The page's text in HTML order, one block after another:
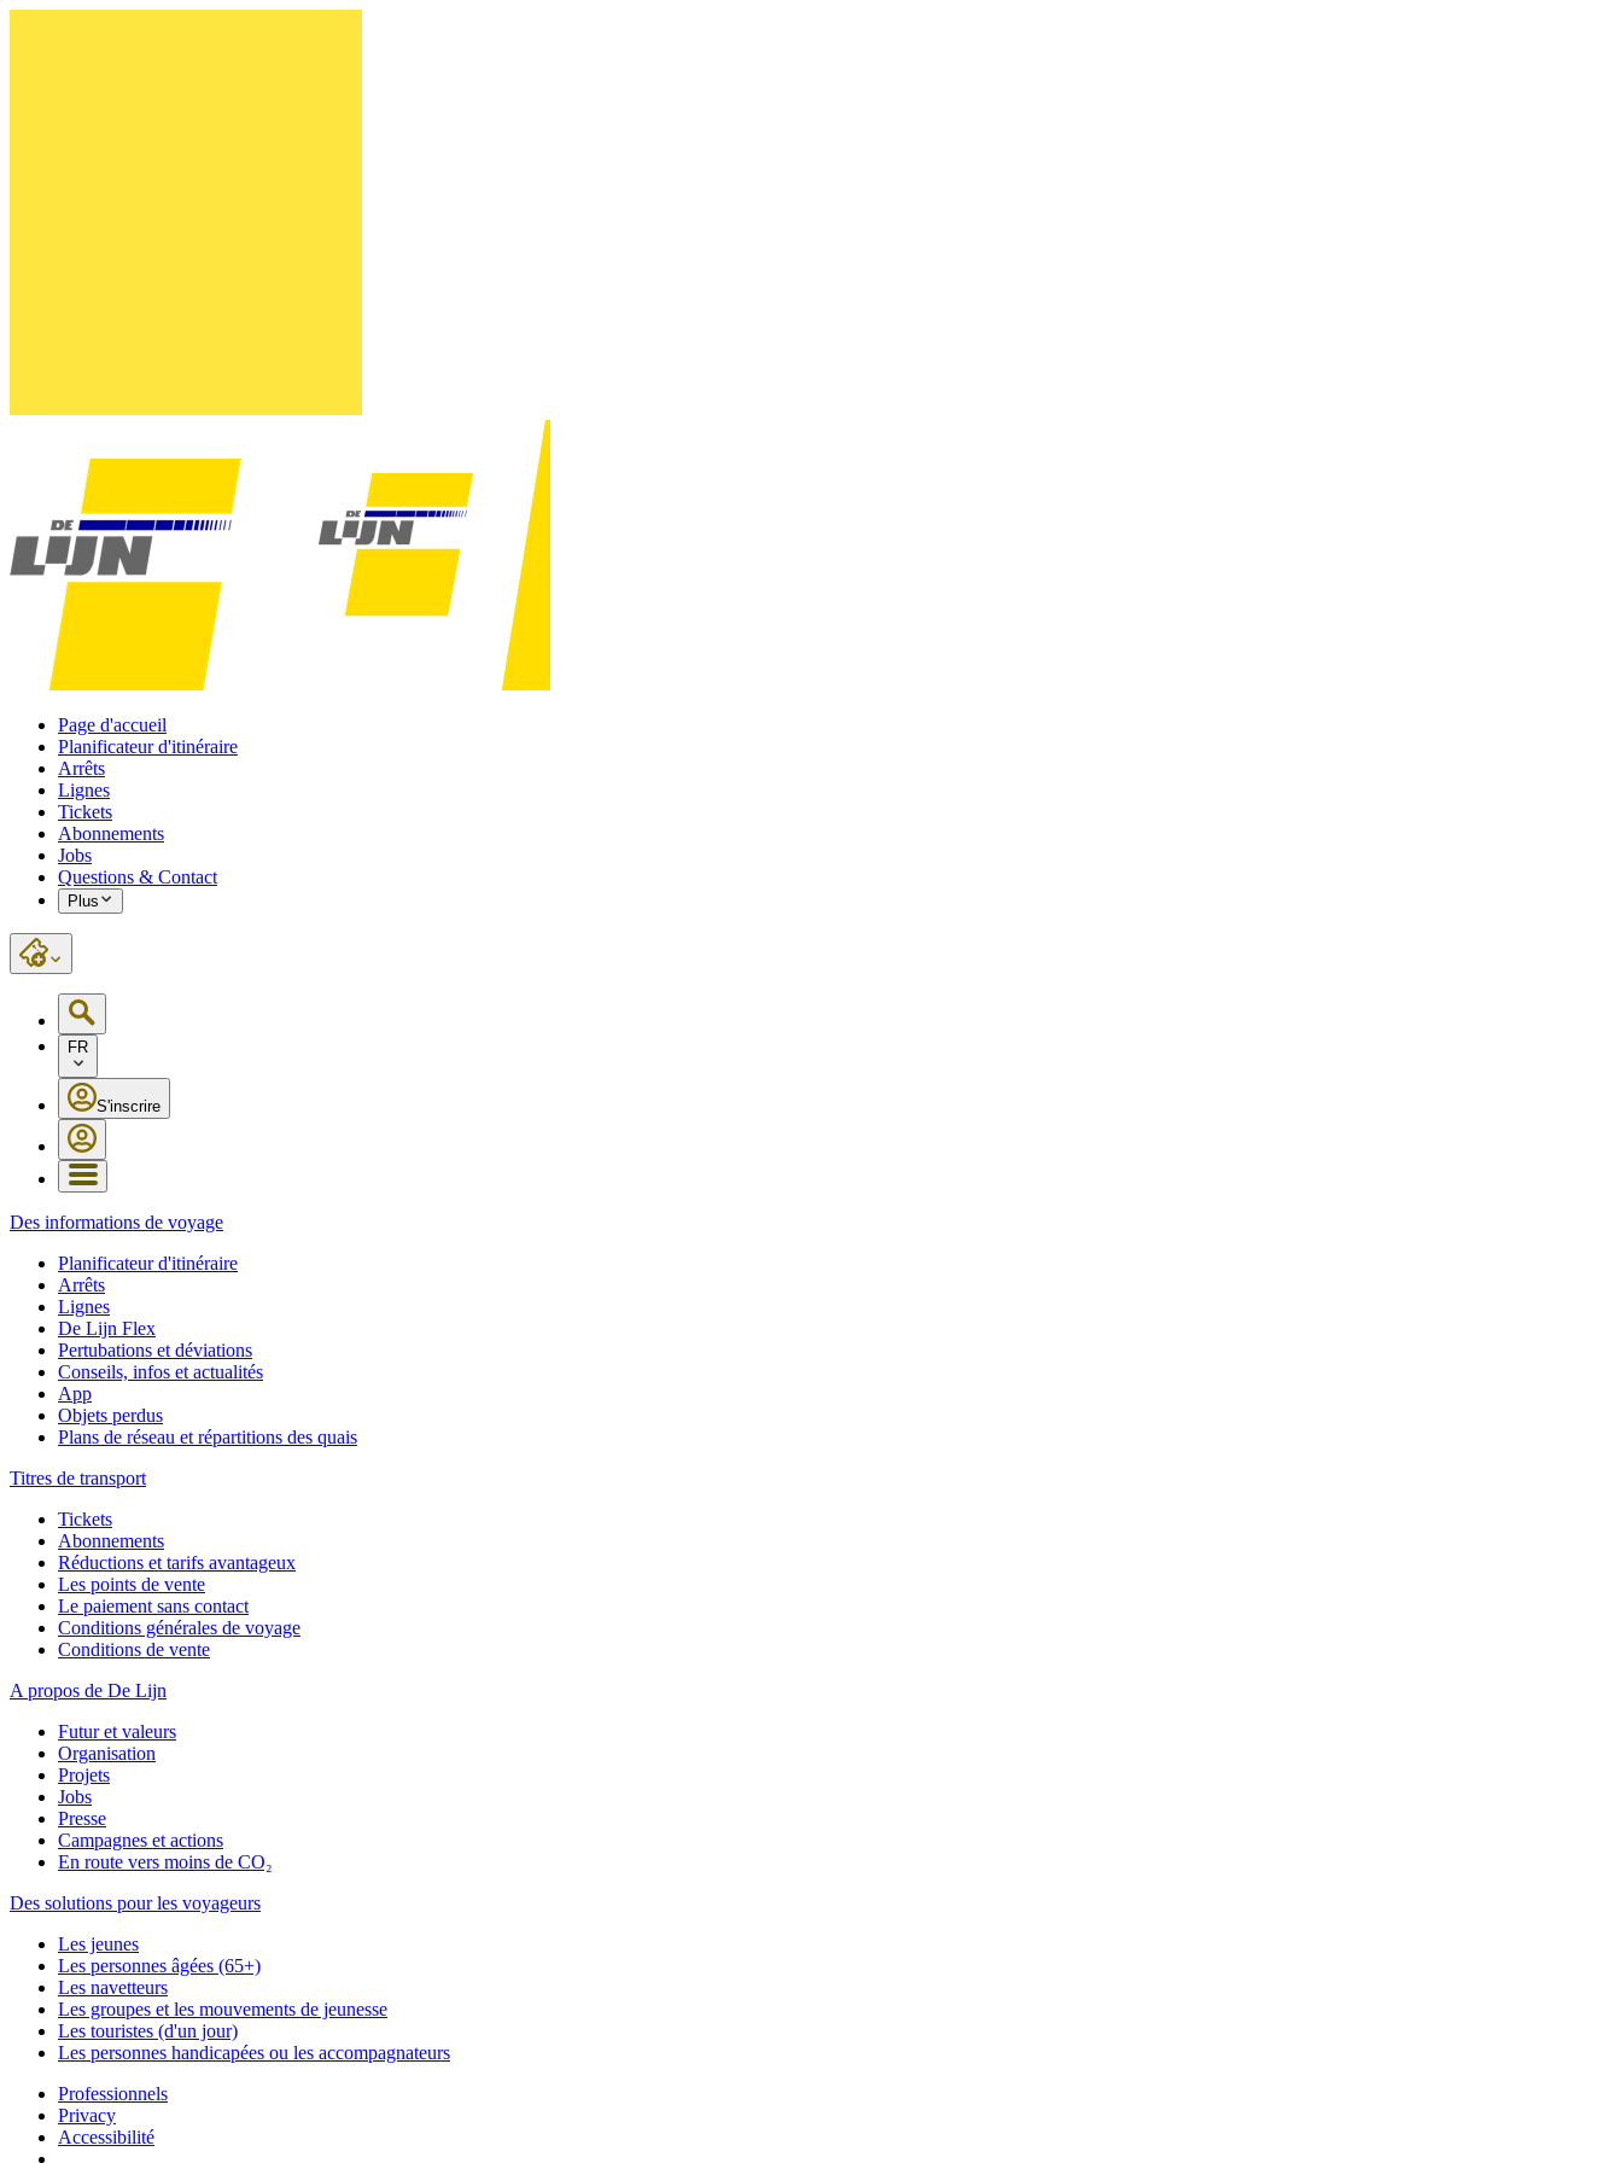
Page d'accueil
Planificateur d'itinéraire
Arrêts
Lignes
Tickets
Abonnements
Jobs
Questions & Contact
Plus
FR
S'inscrire
Des informations de voyage
Planificateur d'itinéraire
Arrêts
Lignes
De Lijn Flex
Pertubations et déviations
Conseils, infos et actualités
App
Objets perdus
Plans de réseau et répartitions des quais
Titres de transport
Tickets
Abonnements
Réductions et tarifs avantageux
Les points de vente
Le paiement sans contact
Conditions générales de voyage
Conditions de vente
A propos de De Lijn
Futur et valeurs
Organisation
Projets
Jobs
Presse
Campagnes et actions
En route vers moins de CO₂
Des solutions pour les voyageurs
Les jeunes
Les personnes âgées (65+)
Les navetteurs
Les groupes et les mouvements de jeunesse
Les touristes (d'un jour)
Les personnes handicapées ou les accompagnateurs
Professionnels
Privacy
Accessibilité